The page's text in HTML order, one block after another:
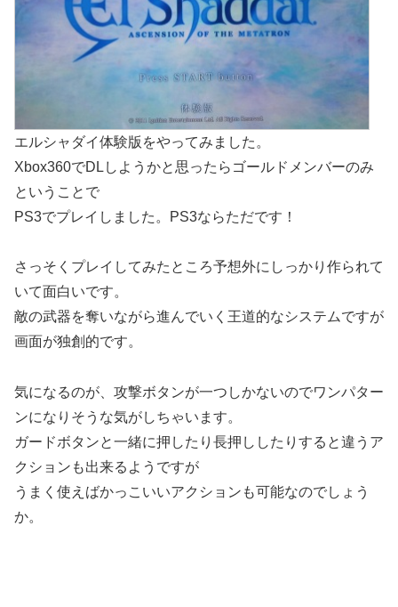
エルシャダイ体験版をやってみました。
Xbox360でDLしようかと思ったらゴールドメンバーのみ
ということで
PS3でプレイしました。PS3ならただです！
さっそくプレイしてみたところ予想外にしっかり作られて
いて面白いです。
敵の武器を奪いながら進んでいく王道的なシステムですが
画面が独創的です。
気になるのが、攻撃ボタンが一つしかないのでワンパター
ンになりそうな気がしちゃいます。
ガードボタンと一緒に押したり長押ししたりすると違うア
クションも出来るようですが
うまく使えばかっこいいアクションも可能なのでしょう
か。